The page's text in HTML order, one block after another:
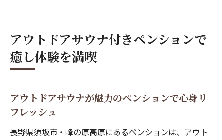
ンの魅力
自然体験を楽しめる高原ペンションのおす
しみ方
夏休みの家族旅行に選ばれるペンションの
理由
アウトドアサウナ付きペンションで
癒し体験を満喫
アウトドアサウナが魅力のペンションで心身リ
フレッシュ
長野県須坂市・峰の原高原にあるペンションは、アウト